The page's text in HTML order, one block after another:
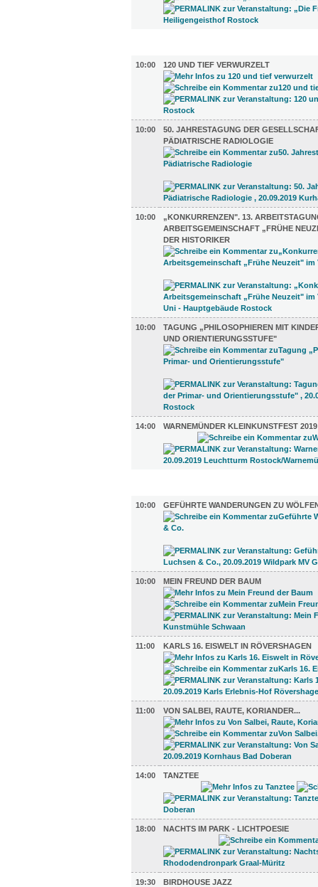
10:00
120 UND TIEF VERWURZELT
10:00
50. JAHRESTAGUNG DER
PÄDIATRISCHE RADIOLOGIE
10:00
„KONKURRENZEN". 13.
ARBEITSGEMEINSCHAFT „FRÜHE
DER HISTORIKER
10:00
TAGUNG „PHILOSOPHIEREN MIT
UND ORIENTIERUNGSSTUFE"
14:00 WARNEMÜNDER KLEINKUNSTFEST 2019
10:00
GEFÜHRTE WANDERUNGEN ZU
10:00 MEIN FREUND DER BAUM
11:00 KARLS 16. EISWELT IN RÖVERSHAGEN
11:00 VON SALBEI, RAUTE, KORIANDER...
14:00 TANZTEE
18:00 NACHTS IM PARK - LICHTPOESIE
19:30 BIRDHOUSE JAZZ